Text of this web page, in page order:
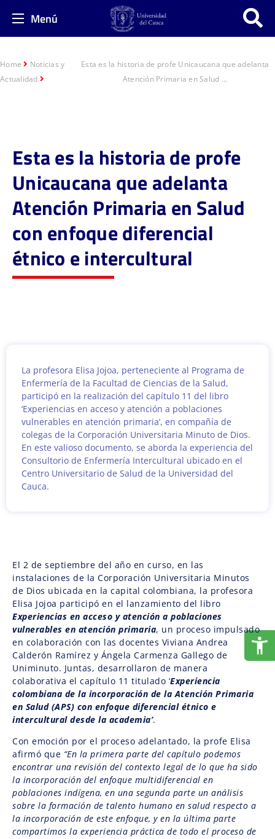
Menú
Home
Noticias y
Actualidad
Esta es la historia de profe Unicaucana que adelanta
Atención Primaria en Salud ...
Esta es la historia de profe
Unicaucana que adelanta
Atención Primaria en Salud
con enfoque diferencial
étnico e intercultural
La profesora Elisa Jojoa, perteneciente al Programa de
Enfermería de la Facultad de Ciencias de la Salud,
participó en la realización del capítulo 11 del libro
‘Experiencias en acceso y atención a poblaciones
vulnerables en atención primaria’, en compañía de
colegas de la Corporación Universitaria Minuto de Dios.
En este valioso documento, se aborda la experiencia del
Consultorio de Enfermería Intercultural ubicado en el
Centro Universitario de Salud de la Universidad del
Cauca.
El 2 de septiembre del año en curso, en las
instalaciones de la Corporación Universitaria Minutos
de Dios ubicada en la capital colombiana, la profesora
Elisa Jojoa participó en el lanzamiento del libro
Experiencias en acceso y atención a poblaciones
vulnerables en atención primaria, un proceso impulsado
en colaboración con las docentes Viviana Andrea
Calderón Ramírez y Ángela Carmenza Gallego de
Uniminuto. Juntas, desarrollaron de manera
colaborativa el capítulo 11 titulado ‘Experiencia
colombiana de la incorporación de la Atención Primaria
en Salud (APS) con enfoque diferencial étnico e
intercultural desde la academia’.
Con emoción por el proceso adelantado, la profe Elisa
afirmó que “En la primera parte del capítulo podemos
encontrar una revisión del contexto legal de lo que ha sido
la incorporación del enfoque multidiferencial en
poblaciones indígena, en una segunda parte un análisis
sobre la formación de talento humano en salud respecto a
la incorporación de este enfoque, y en la última parte
compartimos la experiencia práctica de todo el proceso de